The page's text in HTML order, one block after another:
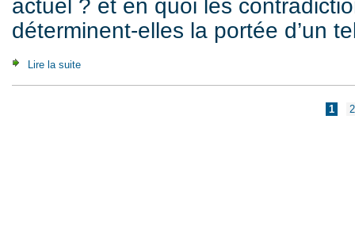
actuel ? et en quoi les
déterminent-elles la portée d’un
Lire la suite
1 2